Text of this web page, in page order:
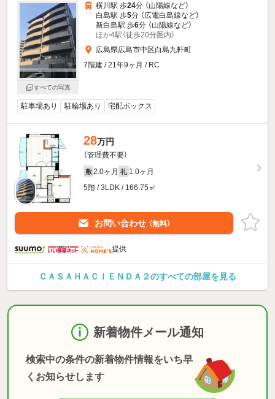
すべての写真
横川駅 歩24分 （山陽線など）
白島駅 歩5分 （広電白島線など）
新白島駅 歩6分 （山陽線など）
ほか4駅（徒歩20分圏内）
広島県広島市中区白島九軒町
7階建 / 21年9ヶ月 / RC
駐車場あり 駐輪場あり 宅配ボックス
28万円
（管理費不要）
敷 2.0ヶ月 礼 1.0ヶ月
5階 / 3LDK / 166.75㎡
お問い合わせ （無料）
提供
ＣＡＳＡＨＡＣＩＥＮＤＡ２のすべての部屋を見る
新着物件メール通知
検索中の条件の新着物件情報をいち早
くお知らせします